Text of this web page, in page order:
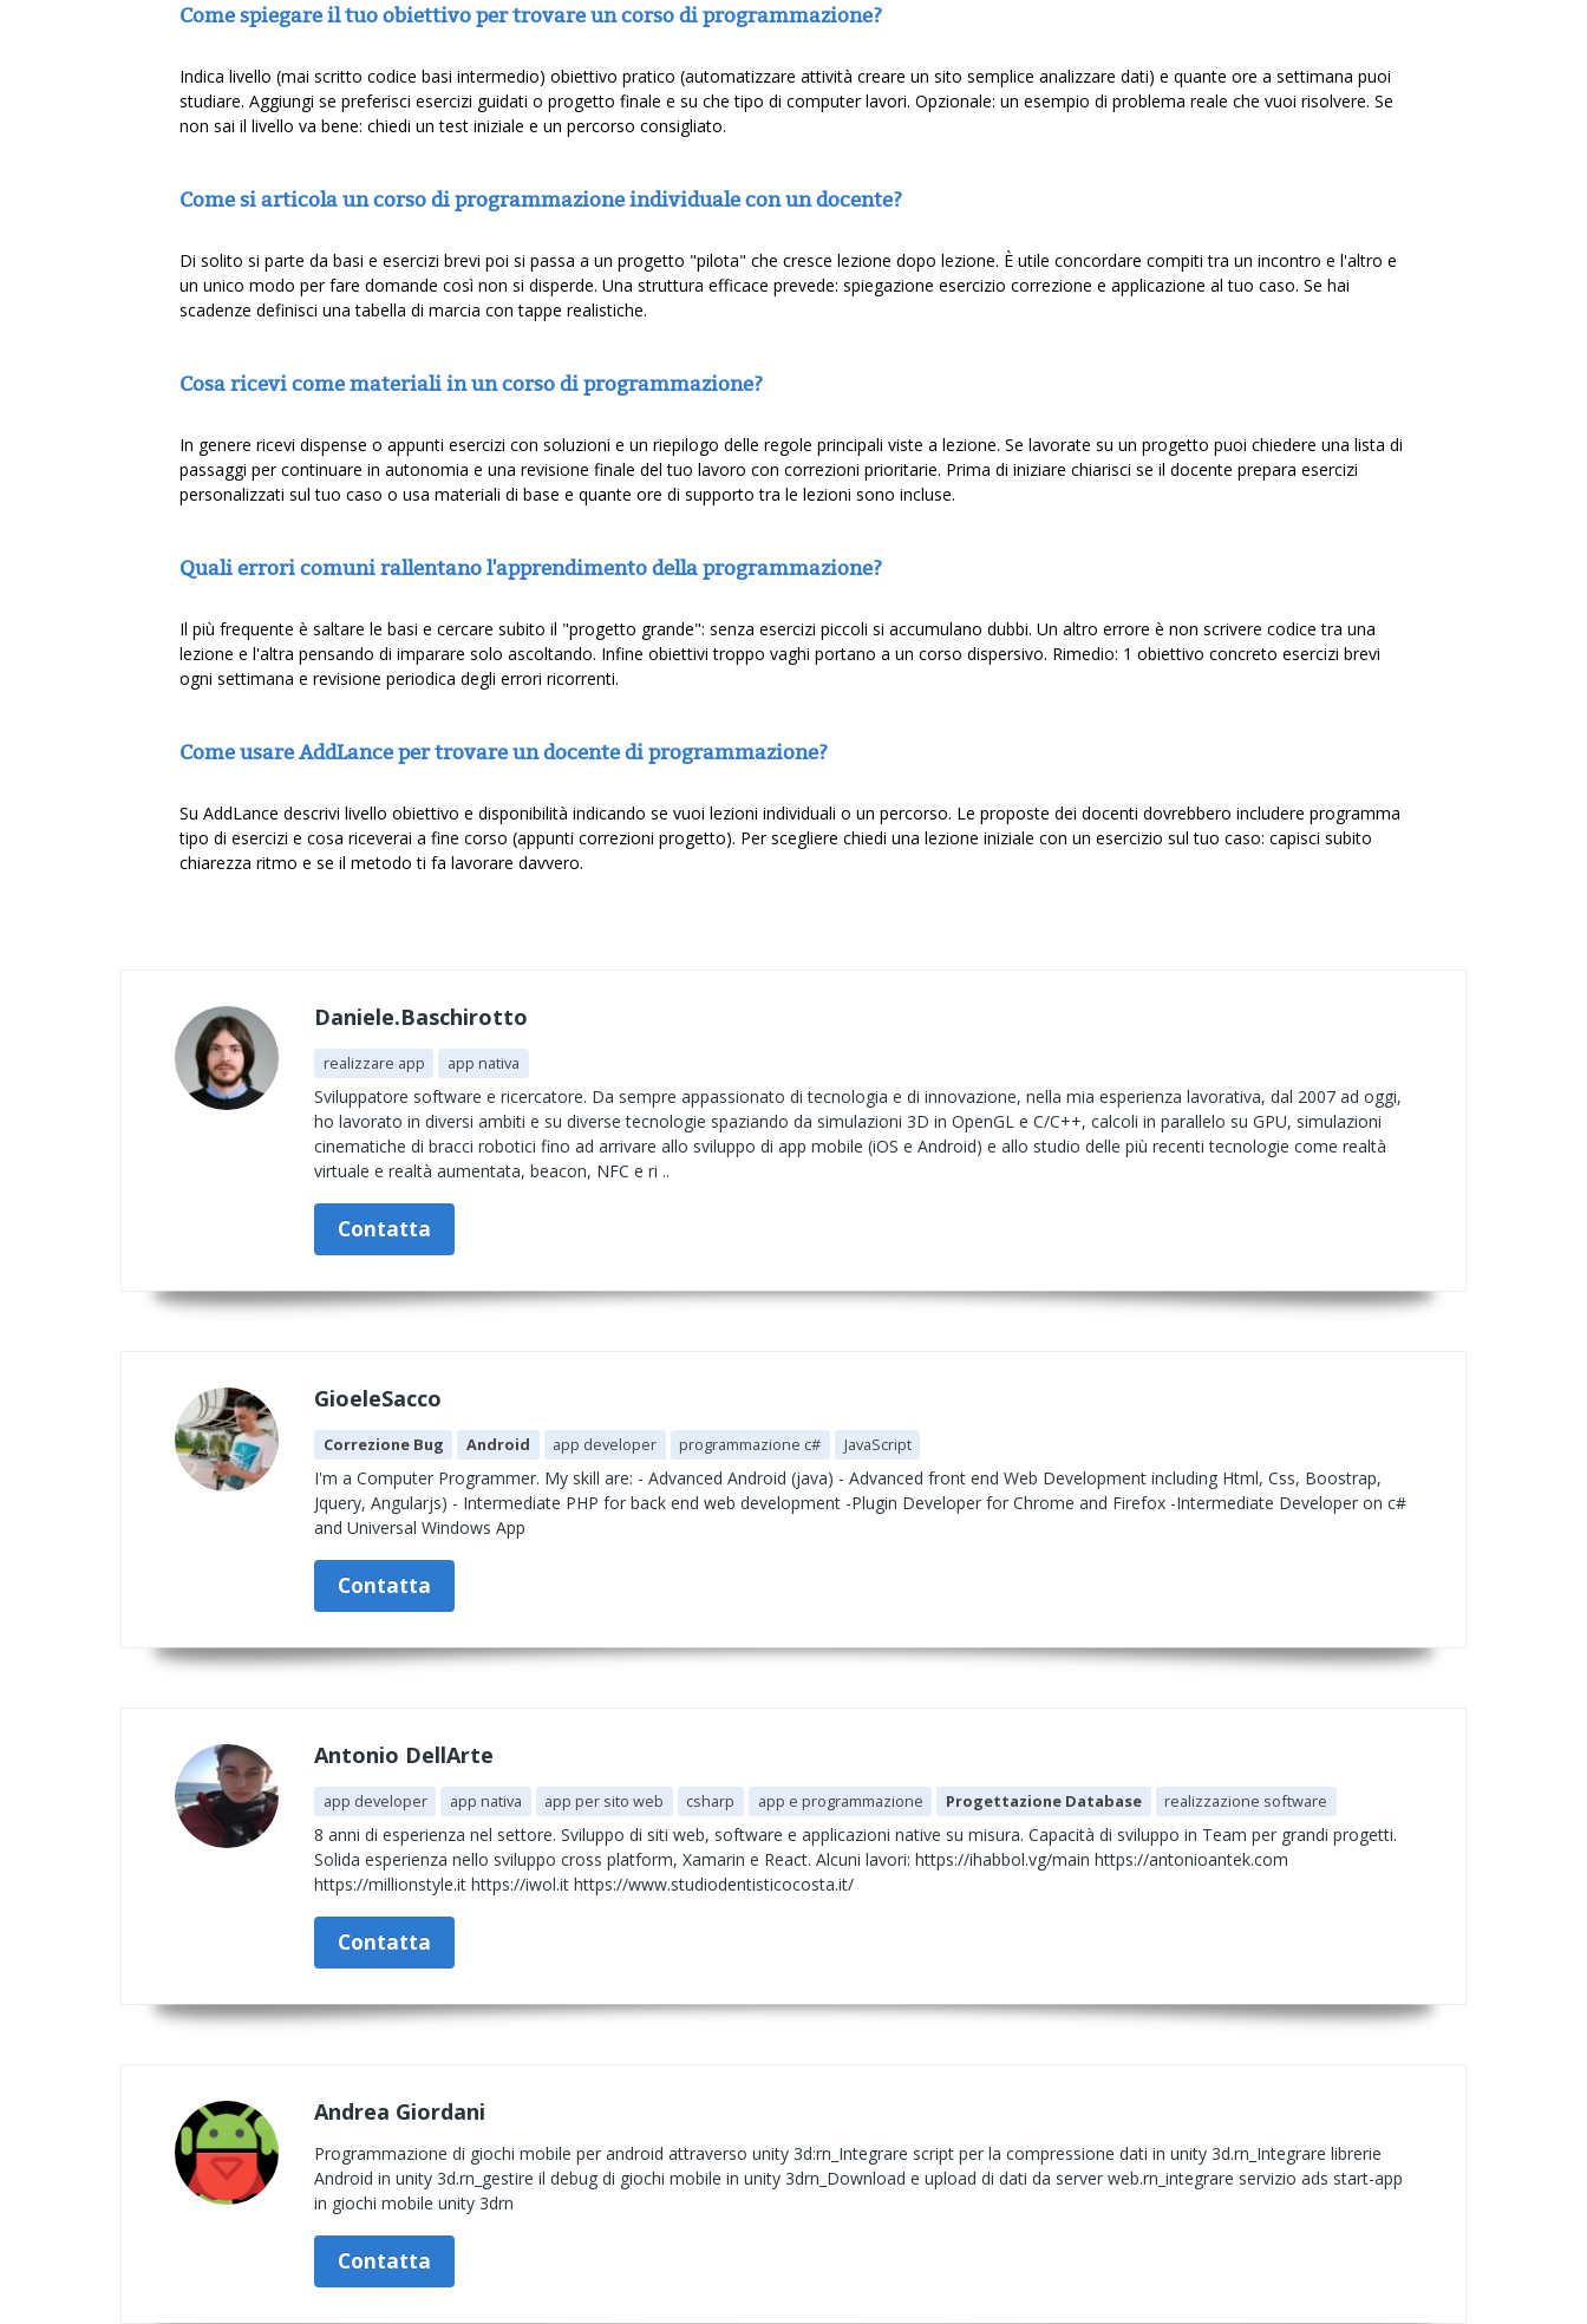
Come spiegare il tuo obiettivo per trovare un corso di programmazione?
Indica livello (mai scritto codice basi intermedio) obiettivo pratico (automatizzare attività creare un sito semplice analizzare dati) e quante ore a settimana puoi
studiare. Aggiungi se preferisci esercizi guidati o progetto finale e su che tipo di computer lavori. Opzionale: un esempio di problema reale che vuoi risolvere. Se
non sai il livello va bene: chiedi un test iniziale e un percorso consigliato.
Come si articola un corso di programmazione individuale con un docente?
Di solito si parte da basi e esercizi brevi poi si passa a un progetto "pilota" che cresce lezione dopo lezione. È utile concordare compiti tra un incontro e l'altro e
un unico modo per fare domande così non si disperde. Una struttura efficace prevede: spiegazione esercizio correzione e applicazione al tuo caso. Se hai
scadenze definisci una tabella di marcia con tappe realistiche.
Cosa ricevi come materiali in un corso di programmazione?
In genere ricevi dispense o appunti esercizi con soluzioni e un riepilogo delle regole principali viste a lezione. Se lavorate su un progetto puoi chiedere una lista di
passaggi per continuare in autonomia e una revisione finale del tuo lavoro con correzioni prioritarie. Prima di iniziare chiarisci se il docente prepara esercizi
personalizzati sul tuo caso o usa materiali di base e quante ore di supporto tra le lezioni sono incluse.
Quali errori comuni rallentano l'apprendimento della programmazione?
Il più frequente è saltare le basi e cercare subito il "progetto grande": senza esercizi piccoli si accumulano dubbi. Un altro errore è non scrivere codice tra una
lezione e l'altra pensando di imparare solo ascoltando. Infine obiettivi troppo vaghi portano a un corso dispersivo. Rimedio: 1 obiettivo concreto esercizi brevi
ogni settimana e revisione periodica degli errori ricorrenti.
Come usare AddLance per trovare un docente di programmazione?
Su AddLance descrivi livello obiettivo e disponibilità indicando se vuoi lezioni individuali o un percorso. Le proposte dei docenti dovrebbero includere programma
tipo di esercizi e cosa riceverai a fine corso (appunti correzioni progetto). Per scegliere chiedi una lezione iniziale con un esercizio sul tuo caso: capisci subito
chiarezza ritmo e se il metodo ti fa lavorare davvero.
Daniele.Baschirotto
realizzare app app nativa
Sviluppatore software e ricercatore. Da sempre appassionato di tecnologia e di innovazione, nella mia esperienza lavorativa, dal 2007 ad oggi,
ho lavorato in diversi ambiti e su diverse tecnologie spaziando da simulazioni 3D in OpenGL e C/C++, calcoli in parallelo su GPU, simulazioni
cinematiche di bracci robotici fino ad arrivare allo sviluppo di app mobile (iOS e Android) e allo studio delle più recenti tecnologie come realtà
virtuale e realtà aumentata, beacon, NFC e ri ..
Contatta
GioeleSacco
Correzione Bug Android app developer programmazione c# JavaScript
I'm a Computer Programmer. My skill are: - Advanced Android (java) - Advanced front end Web Development including Html, Css, Boostrap,
Jquery, Angularjs) - Intermediate PHP for back end web development -Plugin Developer for Chrome and Firefox -Intermediate Developer on c#
and Universal Windows App
Contatta
Antonio DellArte
app developer app nativa app per sito web csharp app e programmazione Progettazione Database realizzazione software
8 anni di esperienza nel settore. Sviluppo di siti web, software e applicazioni native su misura. Capacità di sviluppo in Team per grandi progetti.
Solida esperienza nello sviluppo cross platform, Xamarin e React. Alcuni lavori: https://ihabbol.vg/main https://antonioantek.com
https://millionstyle.it https://iwol.it https://www.studiodentisticocosta.it/
Contatta
Andrea Giordani
Programmazione di giochi mobile per android attraverso unity 3d:rn_Integrare script per la compressione dati in unity 3d.rn_Integrare librerie
Android in unity 3d.rn_gestire il debug di giochi mobile in unity 3drn_Download e upload di dati da server web.rn_integrare servizio ads start-app
in giochi mobile unity 3drn
Contatta